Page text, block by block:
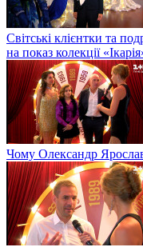
Світські клієнтки та
на показ колекції
Чому Олександр